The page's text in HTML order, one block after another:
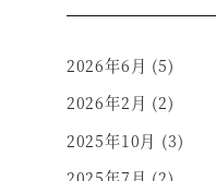
2026年6月 (5)
2026年2月 (2)
2025年10月 (3)